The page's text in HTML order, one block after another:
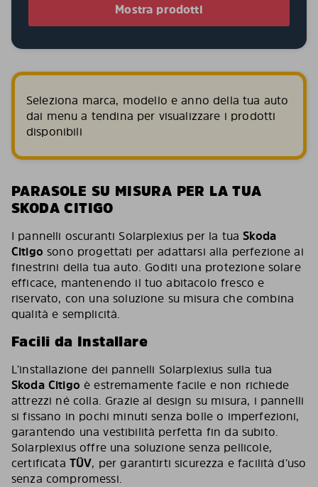
Mostra prodotti
Seleziona marca, modello e anno della tua auto
dai menu a tendina per visualizzare i prodotti
disponibili
PARASOLE SU MISURA PER LA TUA
SKODA CITIGO
I pannelli oscuranti Solarplexius per la tuaSkoda
Citigo sono progettati per adattarsi alla perfezione ai
finestrini della tua auto. Goditi una protezione solare
efficace, mantenendo il tuo abitacolo fresco e
riservato, con una soluzione su misura che combina
qualità e semplicità.
Facili da Installare
L’installazione dei pannelli Solarplexius sulla tua
Skoda Citigo è estremamente facile e non richiede
attrezzi né colla. Grazie al design su misura, i pannelli
si fissano in pochi minuti senza bolle o imperfezioni,
garantendo una vestibilità perfetta fin da subito.
Solarplexius offre una soluzione senza pellicole,
certificata TÜV, per garantirti sicurezza e facilità d’uso
senza compromessi.